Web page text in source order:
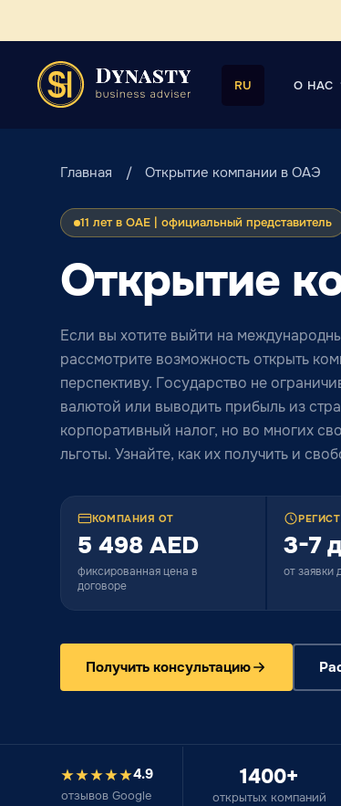
RU О НАС
Главная Открытие компании в ОАЭ
11 лет в ОАЕ | официальный представитель
Открытие
Если вы хотите выйти на
рассмотрите возможность открыть
перспективу. Государство не
валютой или выводить прибыль из
корпоративный налог, но во многих
льготы. Узнайте, как их получить и
КОМПАНИЯ ОТ
5 498 AED
фиксированная цена в
договоре
3-7
от заявки
Получить консультацию
4.9
отзывов Google
1400+
открытых компаний